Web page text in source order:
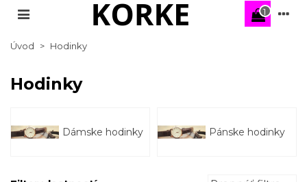
1
Úvod > Hodinky
Hodinky
Dámske hodinky Pánske hodinky